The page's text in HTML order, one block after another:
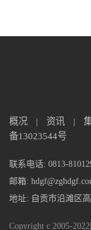
概况 | 资讯 |
备13023544号
联系电话: 0813-
邮箱:
地址: 自贡市沿滩区
Copyright c 2005-